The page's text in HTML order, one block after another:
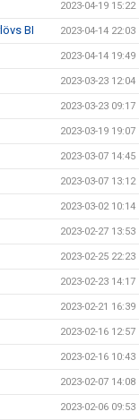
2023-04-19 15:22
BI 2023-04-14 22:03
2023-04-14 19:49
2023-03-23 12:04
2023-03-23 09:17
2023-03-19 19:07
2023-03-07 14:45
2023-03-07 13:12
2023-03-02 10:14
2023-02-27 13:53
2023-02-25 22:23
2023-02-23 14:17
2023-02-21 16:39
2023-02-16 12:57
2023-02-16 10:43
2023-02-07 14:08
2023-02-06 09:53